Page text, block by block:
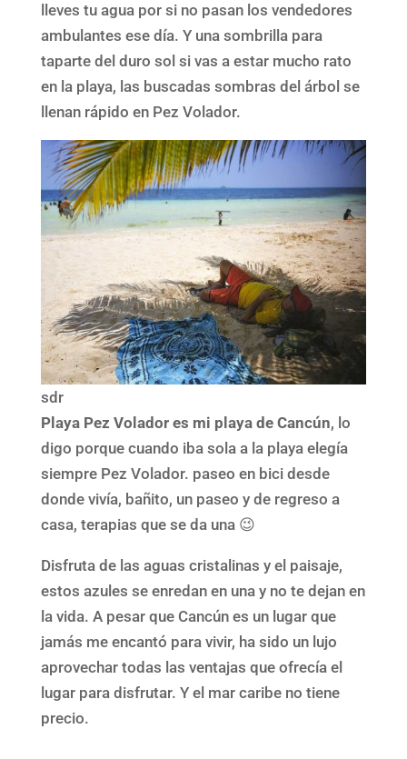
lleves tu agua por si no pasan los vendedores
ambulantes ese día. Y una sombrilla para
taparte del duro sol si vas a estar mucho rato
en la playa, las buscadas sombras del árbol se
llenan rápido en Pez Volador.
sdr
Playa Pez Volador es mi playa de Cancún, lo
digo porque cuando iba sola a la playa elegía
siempre Pez Volador. paseo en bici desde
donde vivía, bañito, un paseo y de regreso a
casa, terapias que se da una 😉
Disfruta de las aguas cristalinas y el paisaje,
estos azules se enredan en una y no te dejan en
la vida. A pesar que Cancún es un lugar que
jamás me encantó para vivir, ha sido un lujo
aprovechar todas las ventajas que ofrecía el
lugar para disfrutar. Y el mar caribe no tiene
precio.